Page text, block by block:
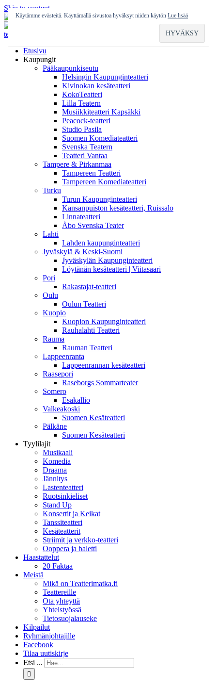
Skip to content
Etusivu
Kaupungit
Pääkaupunkiseutu
Helsingin Kaupunginteatteri
Kivinokan kesäteatteri
KokoTeatteri
Lilla Teatern
Musiikkiteatteri Kapsäkki
Peacock-teatteri
Studio Pasila
Suomen Komediateatteri
Svenska Teatern
Teatteri Vantaa
Tampere & Pirkanmaa
Tampereen Teatteri
Tampereen Komediateatteri
Turku
Turun Kaupunginteatteri
Kansanpuiston kesäteatteri, Ruissalo
Linnateatteri
Åbo Svenska Teater
Lahti
Lahden kaupunginteatteri
Jyväskylä & Keski-Suomi
Jyväskylän Kaupunginteatteri
Löytänän kesäteatteri | Viitasaari
Pori
Rakastajat-teatteri
Oulu
Oulun Teatteri
Kuopio
Kuopion Kaupunginteatteri
Rauhalahti Teatteri
Rauma
Rauman Teatteri
Lappeenranta
Lappeenrannan kesäteatteri
Raasepori
Raseborgs Sommarteater
Somero
Esakallio
Valkeakoski
Suomen Kesäteatteri
Pälkäne
Suomen Kesäteatteri
Tyylilajit
Musikaali
Komedia
Draama
Jännitys
Lastenteatteri
Ruotsinkieliset
Stand Up
Konsertit ja Keikat
Tanssiteatteri
Kesäteatterit
Striimit ja verkko-teatteri
Ooppera ja baletti
Haastattelut
20 Faktaa
Meistä
Mikä on Teatterimatka.fi
Teattereille
Ota yhteyttä
Yhteistyössä
Tietosuojalauseke
Kilpailut
Ryhmänjohtajille
Facebook
Tilaa uutiskirje
Etsi ...
Käytämme evästeitä. Käyttämällä sivustoa hyväksyt niiden käytön Lue lisää